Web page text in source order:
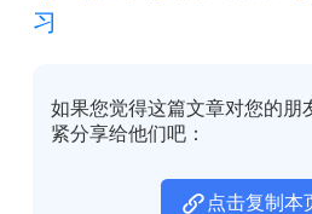
习
如果您觉得这篇文章对您的朋
紧分享给他们吧：
点击复制本